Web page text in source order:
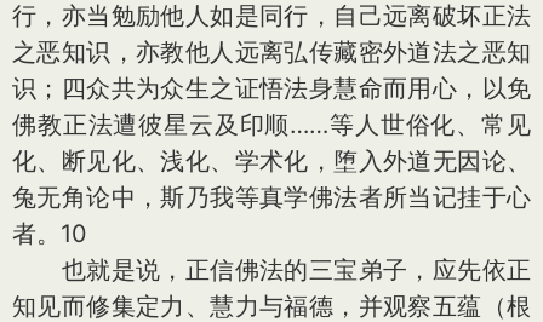
行，亦当勉励他人如是同行，自己远离破坏正法
之恶知识，亦教他人远离弘传藏密外道法之恶知
识；四众共为众生之证悟法身慧命而用心，以免
佛教正法遭彼星云及印顺……等人世俗化、常见
化、断见化、浅化、学术化，堕入外道无因论、
兔无角论中，斯乃我等真学佛法者所当记挂于心
者。10
也就是说，正信佛法的三宝弟子，应先依正
知见而修集定力、慧力与福德，并观察五蕴（根